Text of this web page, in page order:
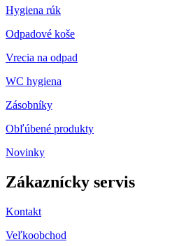
Hygiena rúk
Odpadové koše
Vrecia na odpad
WC hygiena
Zásobníky
Obľúbené produkty
Novinky
Zákaznícky servis
Kontakt
Veľkoobchod